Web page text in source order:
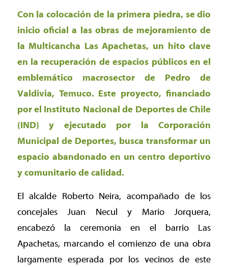
Con la colocación de la primera piedra, se dio
inicio oficial a las obras de mejoramiento de
la Multicancha Las Apachetas, un hito clave
en la recuperación de espacios públicos en el
emblemático macrosector de Pedro de
Valdivia, Temuco. Este proyecto, financiado
por el Instituto Nacional de Deportes de Chile
(IND) y ejecutado por la Corporación
Municipal de Deportes, busca transformar un
espacio abandonado en un centro deportivo
y comunitario de calidad.
El alcalde Roberto Neira, acompañado de los
concejales Juan Necul y Mario Jorquera,
encabezó la ceremonia en el barrio Las
Apachetas, marcando el comienzo de una obra
largamente esperada por los vecinos de este